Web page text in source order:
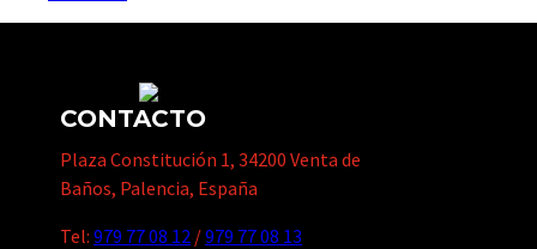
CONTACTO
Plaza Constitución 1, 34200 Venta de
Baños, Palencia, España
Tel: 979 77 08 12 /979 77 08 13